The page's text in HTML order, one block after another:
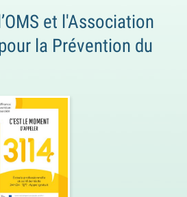
et l'Association
la Prévention du